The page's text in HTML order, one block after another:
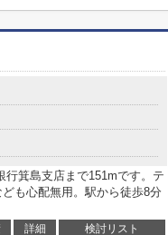
箕島支店まで151mです。テ
も心配無用。駅から徒歩8分
詳細 検討リスト